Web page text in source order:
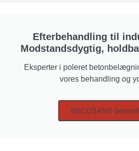
Efterbehandling til
Modstandsdygtig,
Eksperter i poleret
vores behandling og
BECOSAN®